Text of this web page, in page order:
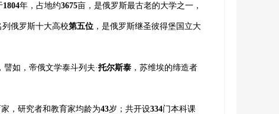
1804年，占地约3675亩，是俄罗斯最古老的大学之一，
列俄罗斯十大高校第五位 ，是俄罗斯继圣彼得堡国立大
如，帝俄文学泰斗列夫·托尔斯泰 ，苏维埃的缔造者
，研究者和教育家均龄为43岁；共开设334门本科课